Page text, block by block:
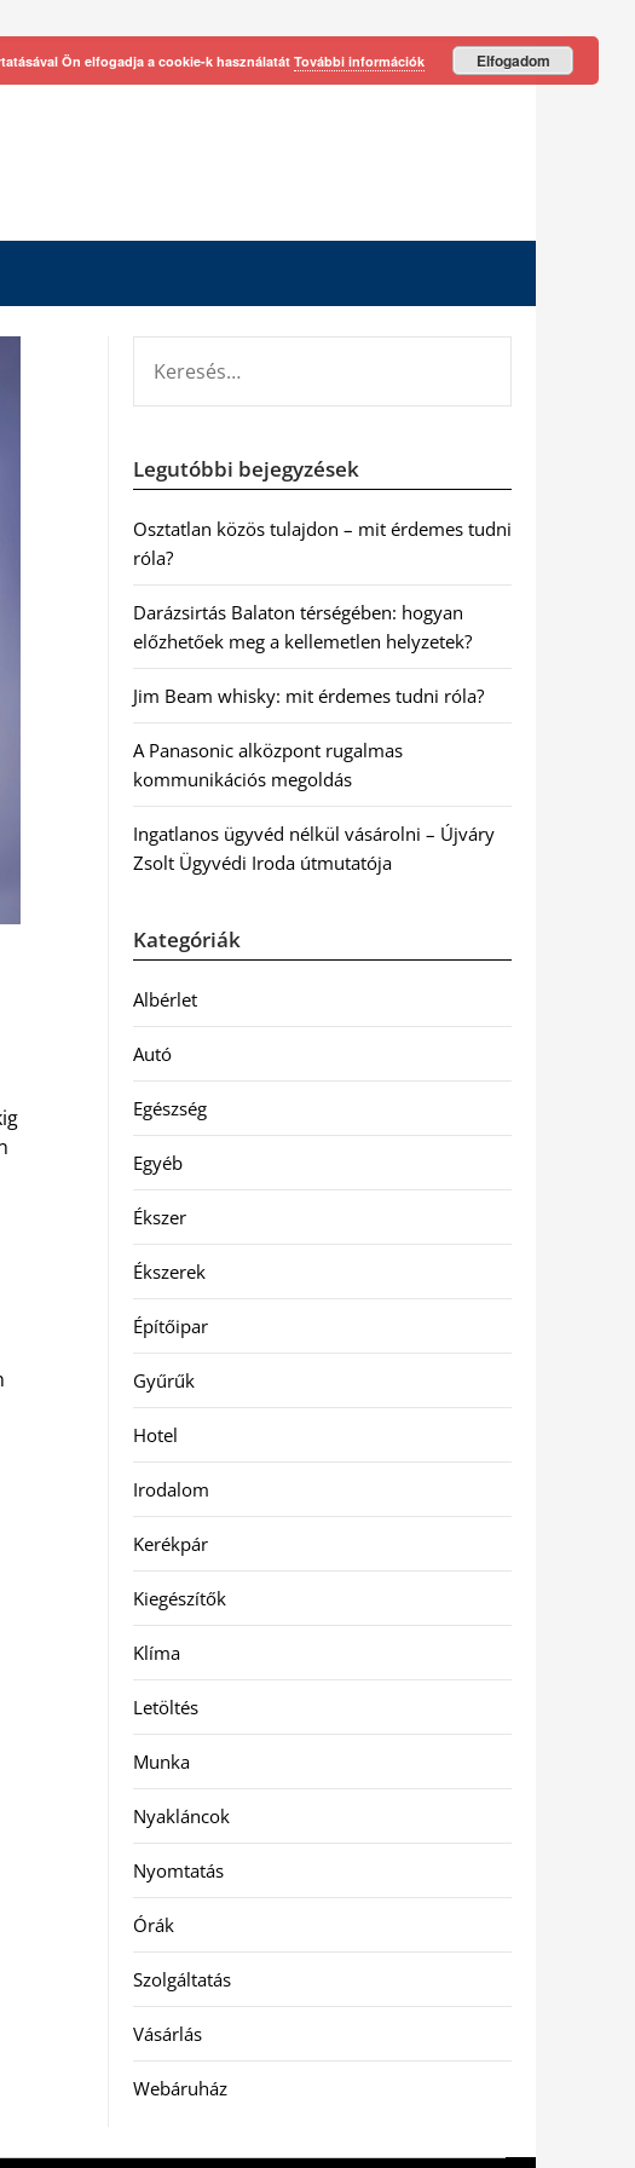
Legutóbbi bejegyzések
Osztatlan közös tulajdon – mit érdemes tudni
róla?
Darázsirtás Balaton térségében: hogyan
előzhetőek meg a kellemetlen helyzetek?
Jim Beam whisky: mit érdemes tudni róla?
A Panasonic alközpont rugalmas
kommunikációs megoldás
Ingatlanos ügyvéd nélkül vásárolni – Újváry
Zsolt Ügyvédi Iroda útmutatója
Kategóriák
Albérlet
Autó
Egészség
Egyéb
Ékszer
Ékszerek
Építőipar
Gyűrűk
Hotel
Irodalom
Kerékpár
Kiegészítők
Klíma
Letöltés
Munka
Nyakláncok
Nyomtatás
Órák
Szolgáltatás
Vásárlás
Webáruház
Ön elfogadja a cookie-k használatátTovábbi információk Elfogadom